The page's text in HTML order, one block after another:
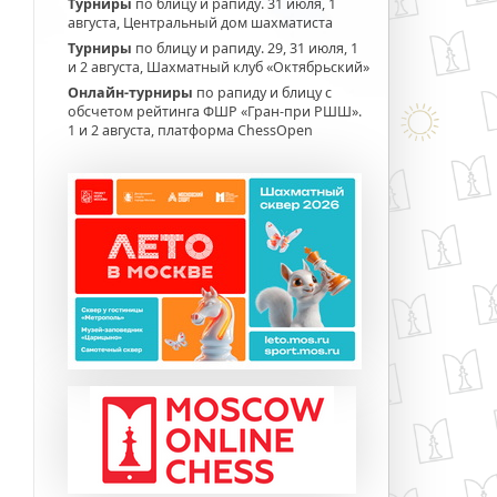
Турниры по блицу и рапиду. 31 июля, 1
августа, Центральный дом шахматиста
Турниры по блицу и рапиду. 29, 31 июля, 1
и 2 августа, Шахматный клуб «Октябрьский»
Онлайн-турниры по рапиду и блицу с
обсчетом рейтинга ФШР «Гран-при РШШ».
1 и 2 августа, платформа ChessOpen